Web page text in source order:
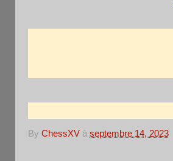
By ChessXV à septembre 14, 2023